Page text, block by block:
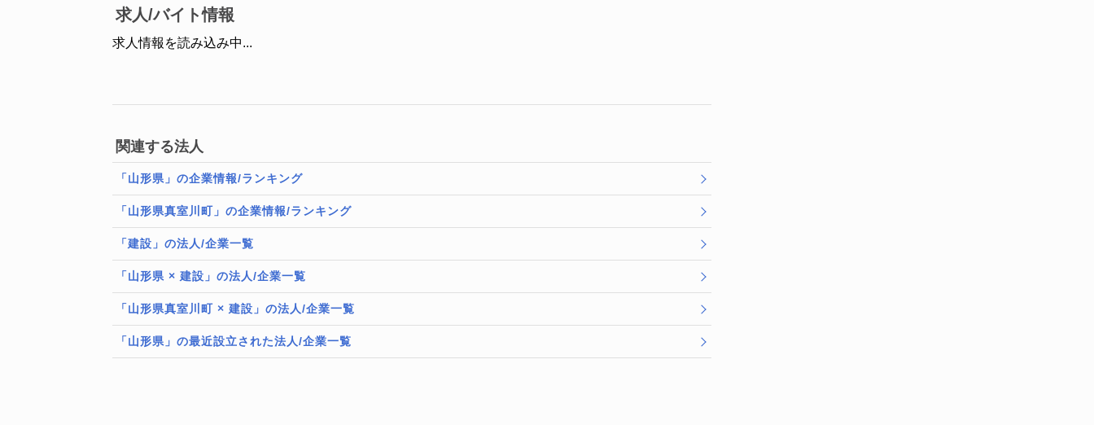
求人/バイト情報
求人情報を読み込み中...
関連する法人
「山形県」の企業情報/ランキング
「山形県真室川町」の企業情報/ランキング
「建設」の法人/企業一覧
「山形県 × 建設」の法人/企業一覧
「山形県真室川町 × 建設」の法人/企業一覧
「山形県」の最近設立された法人/企業一覧